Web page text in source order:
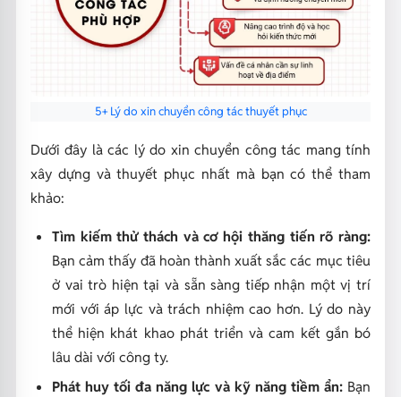
5+ Lý do xin chuyển công tác thuyết phục
Dưới đây là các lý do xin chuyển công tác mang tính
xây dựng và thuyết phục nhất mà bạn có thể tham
khảo:
Tìm kiếm thử thách và cơ hội thăng tiến rõ ràng:
Bạn cảm thấy đã hoàn thành xuất sắc các mục tiêu
ở vai trò hiện tại và sẵn sàng tiếp nhận một vị trí
mới với áp lực và trách nhiệm cao hơn. Lý do này
thể hiện khát khao phát triển và cam kết gắn bó
lâu dài với công ty.
Phát huy tối đa năng lực và kỹ năng tiềm ẩn:Bạn